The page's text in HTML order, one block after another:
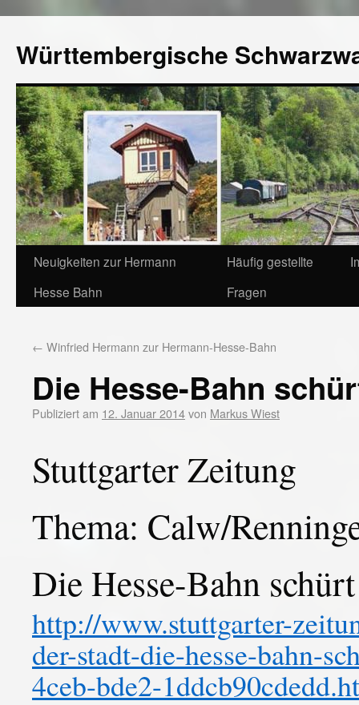
Württembergische
Neuigkeiten zur Hermann
Hesse Bahn
Häufig gestellte
Fragen
← Winfried Hermann zur Hermann-Hesse-Bahn
Die Hesse-Bahn
Publiziert am 12. Januar 2014von Markus Wiest
Stuttgarter Zeitung
Thema: Calw/
Die Hesse-Bahn
http://www.stuttgarter-
der-stadt-die-hesse-bahn-
4ceb-bde2-